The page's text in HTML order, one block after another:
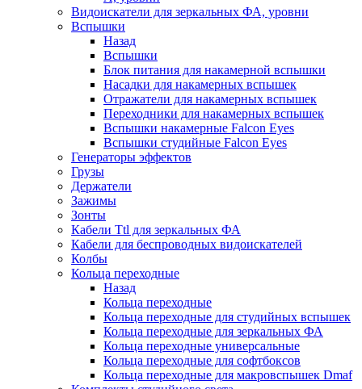
Видоискатели для зеркальных ФА, уровни
Вспышки
Назад
Вспышки
Блок питания для накамерной вспышки
Насадки для накамерных вспышек
Отражатели для накамерных вспышек
Переходники для накамерных вспышек
Вспышки накамерные Falcon Eyes
Вспышки студийные Falcon Eyes
Генераторы эффектов
Грузы
Держатели
Зажимы
Зонты
Кабели Ttl для зеркальных ФА
Кабели для беспроводных видоискателей
Колбы
Кольца переходные
Назад
Кольца переходные
Кольца переходные для студийных вспышек
Кольца переходные для зеркальных ФА
Кольца переходные универсальные
Кольца переходные для софтбоксов
Кольца переходные для макровспышек Dmaf